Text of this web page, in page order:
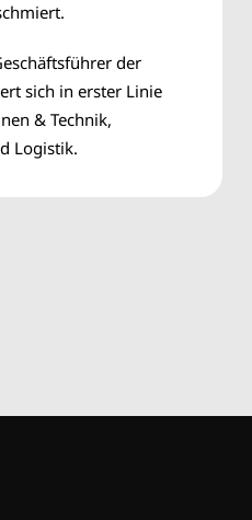
der
sich in erster Linie
& Technik,
Logistik.